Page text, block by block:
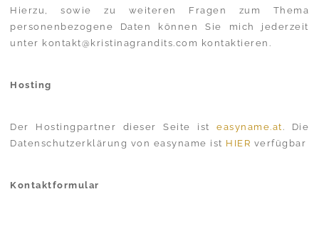
Hierzu, sowie zu weiteren Fragen zum Thema
personenbezogene Daten können Sie mich jederzeit
unter kontakt@kristinagrandits.com kontaktieren.
Hosting
Der Hostingpartner dieser Seite ist easyname.at. Die
Datenschutzerklärung von easyname ist HIER verfügbar
Kontaktformular